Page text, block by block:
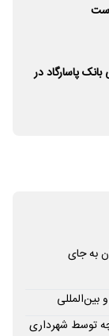
پاسارگاد در
به جای
بین‌المللی
توسط شهرداری